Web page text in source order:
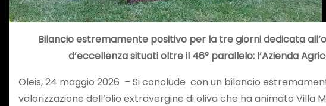
Bilancio estremamente positivo per la tre giorni dedicata
d’eccellenza situati oltre il 46° parallelo: l’Azienda
Oleis, 24 maggio 2026 – Si conclude con un bilancio
valorizzazione dell’olio extravergine di oliva che ha animato Villa